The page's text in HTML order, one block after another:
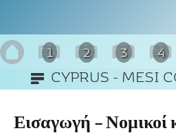
1 2 3 4
CYPRUS - MESI
Εισαγωγή – Νομικοί